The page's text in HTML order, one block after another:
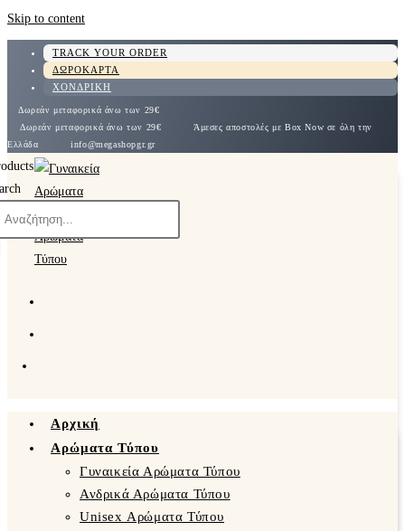
Skip to content
TRACK YOUR ORDER
ΔΩΡΟΚΑΡΤΑ
ΧΟΝΔΡΙΚΗ
Δωρεάν μεταφορικά άνω των 29€
Δωρεάν μεταφορικά άνω των 29€
Άμεσες αποστολές με Box Now σε όλη την
Ελλάδα
info@megashopgr.gr
Αρχική
Αρώματα Τύπου
Γυναικεία Αρώματα Τύπου
Ανδρικά Αρώματα Τύπου
Unisex Αρώματα Τύπου